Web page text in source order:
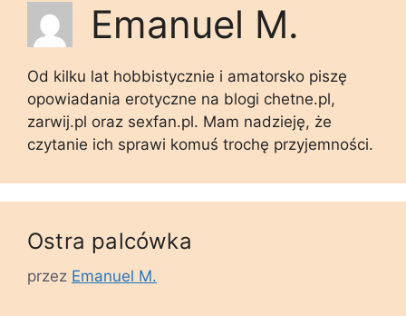
Emanuel M.
Od kilku lat hobbistycznie i amatorsko piszę
opowiadania erotyczne na blogi chetne.pl,
zarwij.pl oraz sexfan.pl. Mam nadzieję, że
czytanie ich sprawi komuś trochę przyjemności.
Ostra palcówka
przez Emanuel M.